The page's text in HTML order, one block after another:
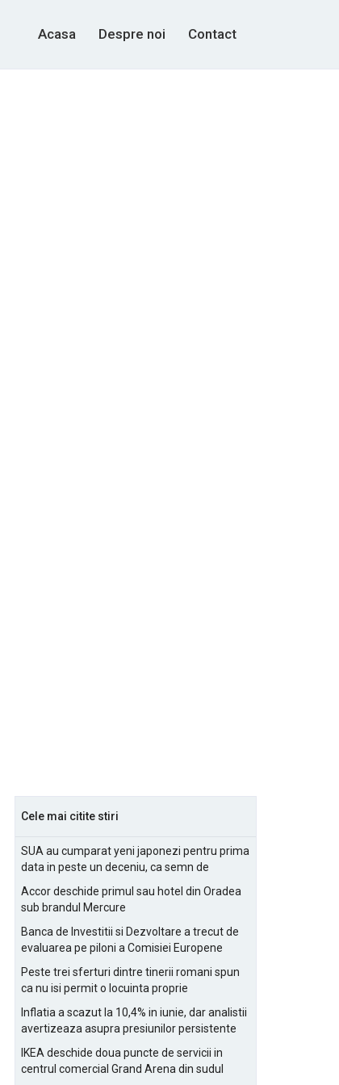
Acasa Despre noi Contact
Cele mai citite stiri
SUA au cumparat yeni japonezi pentru prima
data in peste un deceniu, ca semn de
Accor deschide primul sau hotel din Oradea
sub brandul Mercure
Banca de Investitii si Dezvoltare a trecut de
evaluarea pe piloni a Comisiei Europene
Peste trei sferturi dintre tinerii romani spun
ca nu isi permit o locuinta proprie
Inflatia a scazut la 10,4% in iunie, dar analistii
avertizeaza asupra presiunilor persistente
IKEA deschide doua puncte de servicii in
centrul comercial Grand Arena din sudul